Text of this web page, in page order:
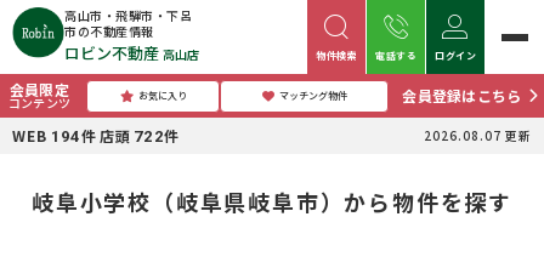
高山市・飛騨市・下呂
市の不動産情報
ロビン不動産 高山店 物件検索 電話する ログイン
会員限定
コンテンツ お気に入り マッチング物件
会員登録はこちら
WEB 194件 店頭 722件 2026.08.07 更新
岐阜小学校（岐阜県岐阜市）から物件を探す